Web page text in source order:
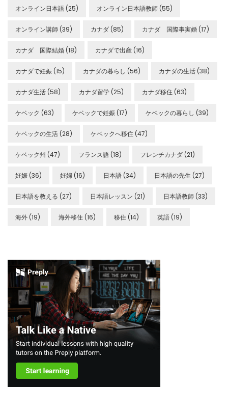
オンライン日本語 (25) オンライン日本語教師 (55)
オンライン講師 (39) カナダ (85) カナダ 国際事実婚 (17)
カナダ 国際結婚 (18) カナダで出産 (16)
カナダで妊娠 (15) カナダの暮らし (56) カナダの生活 (38)
カナダ生活 (58) カナダ留学 (25) カナダ移住 (63)
ケベック (63) ケベックで妊娠 (17) ケベックの暮らし (39)
ケベックの生活 (28) ケベックへ移住 (47)
ケベック州 (47) フランス語 (18) フレンチカナダ (21)
妊娠 (36) 妊婦 (16) 日本語 (34) 日本語の先生 (27)
日本語を教える (27) 日本語レッスン (21) 日本語教師 (33)
海外 (19) 海外移住 (16) 移住 (14) 英語 (19)